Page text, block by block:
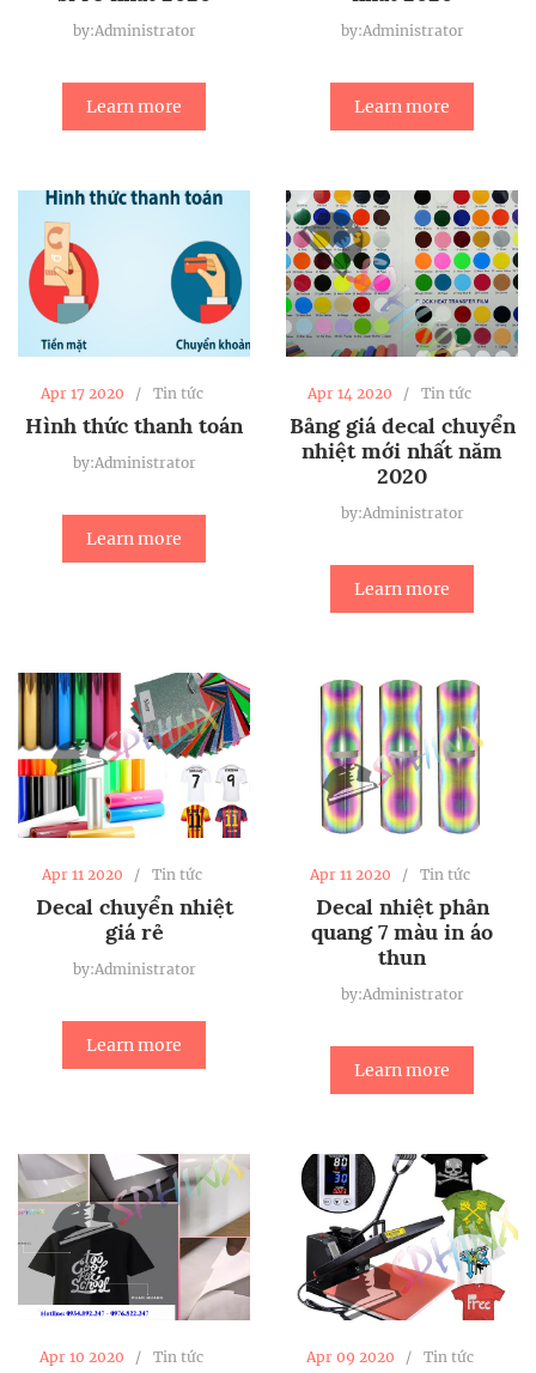
by:Administrator
Learn more
by:Administrator
Learn more
Apr 17 2020 Tin tức
Hình thức thanh toán
by:Administrator
Learn more
Apr 14 2020 Tin tức
Bảng giá decal chuyển
nhiệt mới nhất năm
2020
by:Administrator
Learn more
Apr 11 2020 Tin tức
Decal chuyển nhiệt
giá rẻ
by:Administrator
Learn more
Apr 11 2020 Tin tức
Decal nhiệt phản
quang 7 màu in áo
thun
by:Administrator
Learn more
Apr 10 2020 Tin tức Apr 09 2020 Tin tức